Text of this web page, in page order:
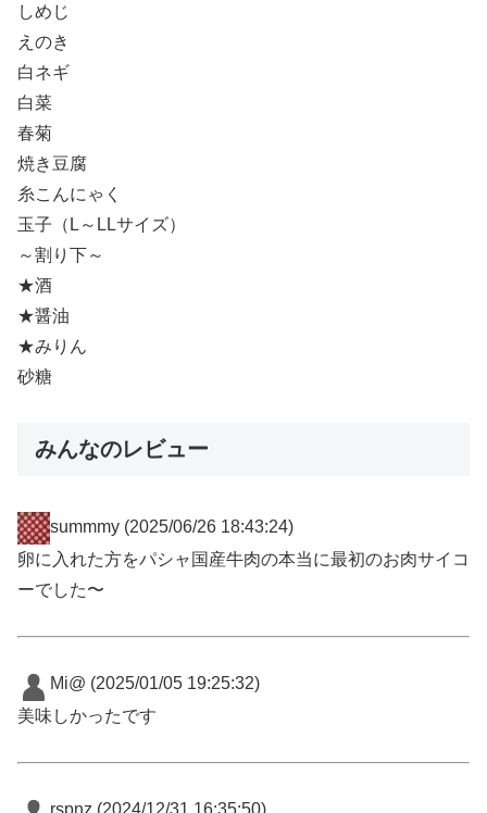
しめじ
えのき
白ネギ
白菜
春菊
焼き豆腐
糸こんにゃく
玉子（L～LLサイズ）
～割り下～
★酒
★醤油
★みりん
砂糖
みんなのレビュー
summmy (2025/06/26 18:43:24)
卵に入れた方をパシャ国産牛肉の本当に最初のお肉サイコ
ーでした〜
Mi@ (2025/01/05 19:25:32)
美味しかったです
rspnz (2024/12/31 16:35:50)